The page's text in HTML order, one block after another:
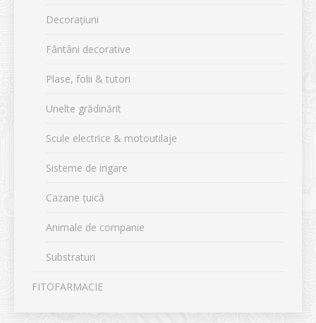
Decorațiuni
Fântâni decorative
Plase, folii & tutori
Unelte grădinărit
Scule electrice & motoutilaje
Sisteme de irigare
Cazane țuică
Animale de companie
Substraturi
FITOFARMACIE